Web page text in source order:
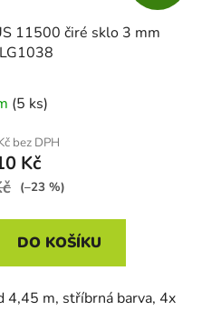
11500 čiré sklo 3 mm
(5 ks)
bez DPH
Kč
(–23 %)
DO KOŠÍKU
4,45 m, stříbrná barva, 4x